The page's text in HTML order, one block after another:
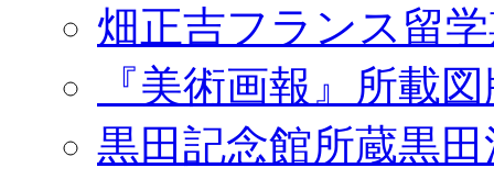
畑正吉フランス留
『美術画報』所載
黒田記念館所蔵黒